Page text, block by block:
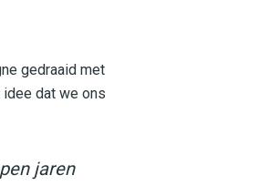
gedraaid met
idee dat we ons
jaren